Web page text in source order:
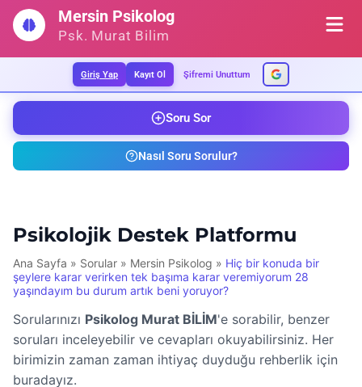
İçeriğe
geç
Mersin Psikolog
Psk. Murat Bilim
Giriş Yap Kayıt Ol Şifremi Unuttum
Soru Sor
Nasıl Soru Sorulur?
Psikolojik Destek Platformu
Ana Sayfa » Sorular » Mersin Psikolog » Hiç bir konuda bir
şeylere karar verirken tek başıma karar veremiyorum 28
yaşındayım bu durum artık beni yoruyor?
Sorularınızı Psikolog Murat BİLİM'e sorabilir, benzer
soruları inceleyebilir ve cevapları okuyabilirsiniz. Her
birimizin zaman zaman ihtiyaç duyduğu rehberlik için
buradayız.